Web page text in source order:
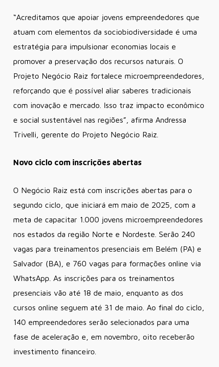
“Acreditamos que apoiar jovens empreendedores que
atuam com elementos da sociobiodiversidade é uma
estratégia para impulsionar economias locais e
promover a preservação dos recursos naturais. O
Projeto Negócio Raiz fortalece microempreendedores,
reforçando que é possível aliar saberes tradicionais
com inovação e mercado. Isso traz impacto econômico
e social sustentável nas regiões”, afirma Andressa
Trivelli, gerente do Projeto Negócio Raiz.
Novo ciclo com inscrições abertas
O Negócio Raiz está com inscrições abertas para o
segundo ciclo, que iniciará em maio de 2025, com a
meta de capacitar 1.000 jovens microempreendedores
nos estados da região Norte e Nordeste. Serão 240
vagas para treinamentos presenciais em Belém (PA) e
Salvador (BA), e 760 vagas para formações online via
WhatsApp. As inscrições para os treinamentos
presenciais vão até 18 de maio, enquanto as dos
cursos online seguem até 31 de maio. Ao final do ciclo,
140 empreendedores serão selecionados para uma
fase de aceleração e, em novembro, oito receberão
investimento financeiro.